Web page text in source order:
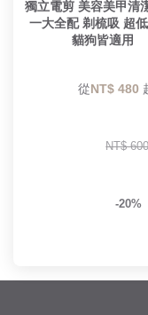
獨立電剪 美容美甲清
一大全配 剃梳吸 超
貓狗皆適用
        從
NT$ 480
NT$
-20%